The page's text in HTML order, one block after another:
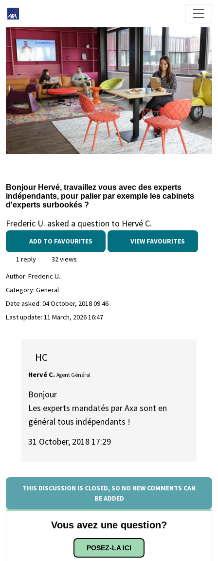
Bonjour Hervé, travaillez vous avec des experts
indépendants, pour palier par exemple les cabinets
d'experts surbookés ?
Frederic U. asked a question to Hervé C.
ADD TO FAVOURITES VIEW FAVOURITES
1 reply
32 views
Author: Frederic U.
Category: General
Date asked: 04 October, 2018 09:46
Last update: 11 March, 2026 16:47
HC
Hervé C. Agent Général
Bonjour
Les experts mandatés par Axa sont en
général tous indépendants !
31 October, 2018 17:29
THIS DISCUSSION IS CLOSED, SO NO NEW COMMENTS CAN
BE ADDED
Vous avez une question?
POSEZ-LA ICI